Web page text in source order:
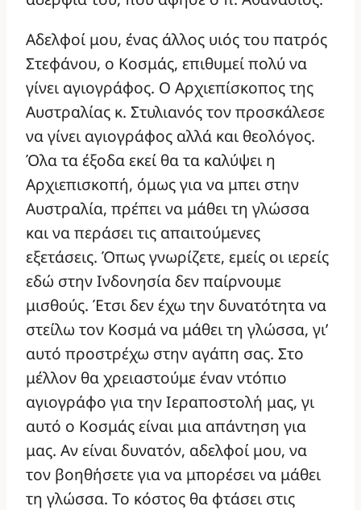
Αδελφοί μου, ένας άλλος υιός του πατρός
Στεφάνου, ο Κοσμάς, επιθυμεί πολύ να
γίνει αγιογράφος. Ο Αρχιεπίσκοπος της
Αυστραλίας κ. Στυλιανός τον προσκάλεσε
να γίνει αγιογράφος αλλά και θεολόγος.
Όλα τα έξοδα εκεί θα τα καλύψει η
Αρχιεπισκοπή, όμως για να μπει στην
Αυστραλία, πρέπει να μάθει τη γλώσσα
και να περάσει τις απαιτούμενες
εξετάσεις. Όπως γνωρίζετε, εμείς οι ιερείς
εδώ στην Ινδονησία δεν παίρνουμε
μισθούς. Έτσι δεν έχω την δυνατότητα να
στείλω τον Κοσμά να μάθει τη γλώσσα, γι’
αυτό προστρέχω στην αγάπη σας. Στο
μέλλον θα χρειαστούμε έναν ντόπιο
αγιογράφο για την Ιεραποστολή μας, γι
αυτό ο Κοσμάς είναι μια απάντηση για
μας. Αν είναι δυνατόν, αδελφοί μου, να
τον βοηθήσετε για να μπορέσει να μάθει
τη γλώσσα. Το κόστος θα φτάσει στις